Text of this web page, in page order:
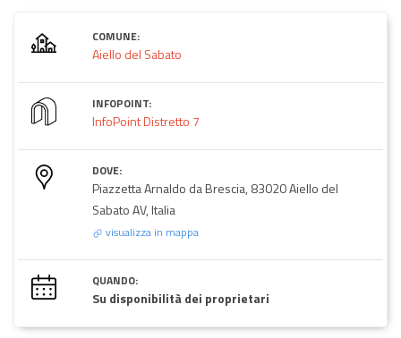
COMUNE:
Aiello del Sabato
INFOPOINT:
InfoPoint Distretto 7
DOVE:
Piazzetta Arnaldo da Brescia, 83020 Aiello del
Sabato AV, Italia
visualizza in mappa
QUANDO:
Su disponibilità dei proprietari